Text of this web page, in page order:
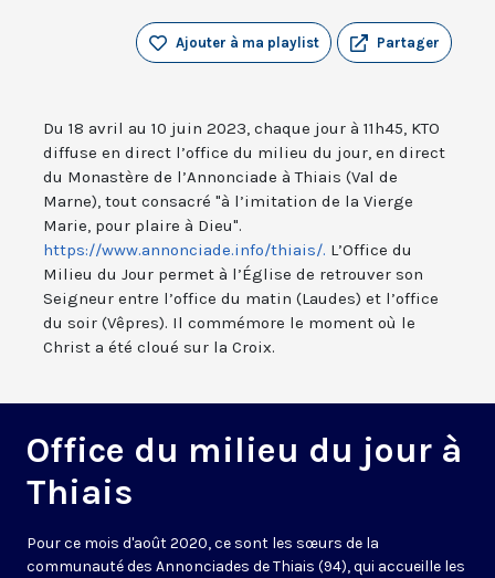
Partager
Ajouter à ma playlist
Du 18 avril au 10 juin 2023, chaque jour à 11h45, KTO
diffuse en direct l’office du milieu du jour, en direct
du Monastère de l’Annonciade à Thiais (Val de
Marne), tout consacré "à l’imitation de la Vierge
Marie, pour plaire à Dieu".
https://www.annonciade.info/thiais/. L’Office du
Milieu du Jour permet à l’Église de retrouver son
Seigneur entre l’office du matin (Laudes) et l’office
du soir (Vêpres). Il commémore le moment où le
Christ a été cloué sur la Croix.
Office du milieu du jour à
Thiais
Pour ce mois d'août 2020, ce sont les sœurs de la
communauté des Annonciades de Thiais (94), qui accueille les